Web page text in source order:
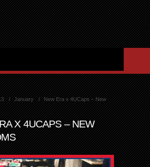
January
New Era x 4UCaps – New
X 4UCAPS – NEW